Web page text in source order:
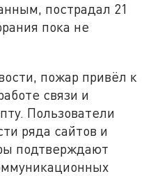
пострадал 21
пока не
пожар привёл к
связи и
Пользователи
ряда сайтов и
подтверждают